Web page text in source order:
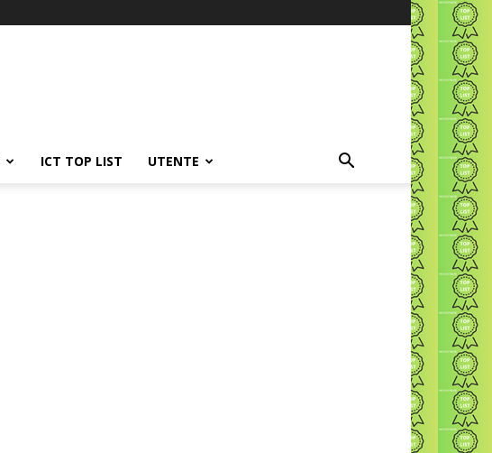
ICT TOP LIST UTENTE